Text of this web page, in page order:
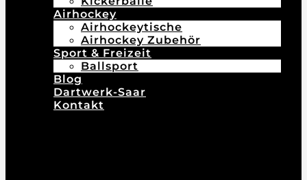
Airhockey
Airhockeytische
Airhockey Zubehör
Sport & Freizeit
Ballsport
Blog
Dartwerk-Saar
Kontakt